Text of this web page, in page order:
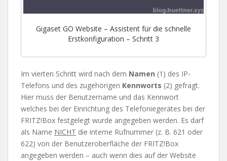
Gigaset GO Website – Assistent für die schnelle
Erstkonfiguration – Schritt 3
Im vierten Schritt wird nach dem Namen (1) des IP-
Telefons und des zugehörigen Kennworts (2) gefragt.
Hier muss der Benutzername und das Kennwort
welches bei der Einrichtung des Telefoniegerätes bei der
FRITZ!Box festgelegt wurde angegeben werden. Es darf
als Name NICHT die interne Rufnummer (z. B. 621 oder
622) von der Benutzeroberfläche der FRITZ!Box
angegeben werden – auch wenn dies auf der Website